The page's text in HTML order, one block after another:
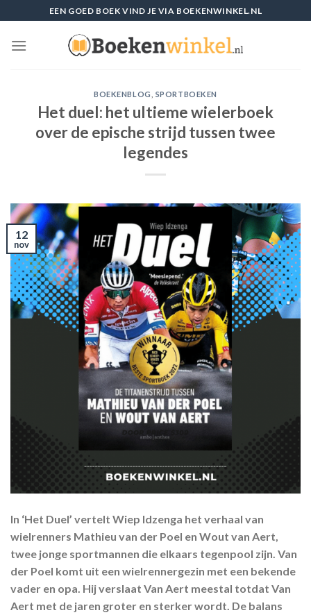
to
content
EEN GOED BOEK VIND JE VIA BOEKENWINKEL.NL
BOEKENBLOG SPORTBOEKEN
Het duel: het ultieme wielerboek
over de epische strijd tussen twee
legendes
12
nov
In ‘Het Duel’ vertelt Wiep Idzenga het verhaal van
wielrenners Mathieu van der Poel en Wout van Aert,
twee jonge sportmannen die elkaars tegenpool zijn. Van
der Poel komt uit een wielrennergezin met een bekende
vader en opa. Hij verslaat Van Aert meestal totdat Van
Aert met de jaren groter en sterker wordt. De balans